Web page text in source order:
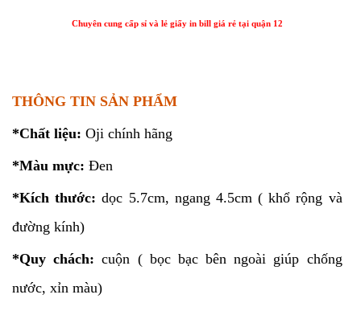
Chuyên cung cấp sỉ và lẻ giấy in bill giá rẻ tại quận 12
THÔNG TIN SẢN PHẨM
*Chất liệu: Oji chính hãng
*Màu mực: Đen
*Kích thước: dọc 5.7cm, ngang 4.5cm ( khổ rộng và
đường kính)
*Quy chách: cuộn ( bọc bạc bên ngoài giúp chống
nước, xỉn màu)